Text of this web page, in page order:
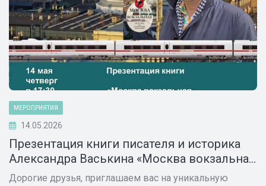
МЕРОПРИЯТИЯ
14.05.2026
Презентация книги писателя и историка
Александра Васькина «Москва вокзальна...
Дорогие друзья, приглашаем вас на уникальную